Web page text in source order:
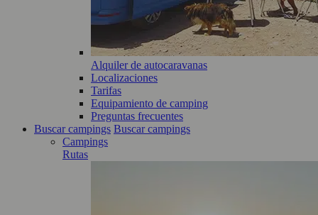
Alquiler de autocaravanas
Localizaciones
Tarifas
Equipamiento de camping
Preguntas frecuentes
Buscar campings Buscar campings
Campings
Rutas